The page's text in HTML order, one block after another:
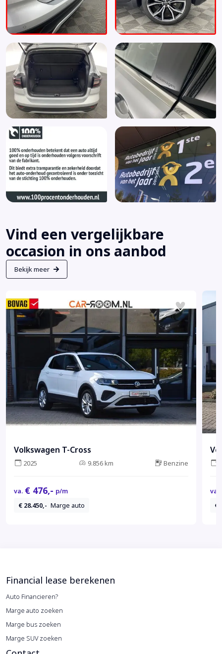
Vind een vergelijkbare
occasion in ons aanbod
Bekijk meer
Volkswagen T-Cross
2025 9.856 km Benzine
va. € 476,- p/m
€ 28.450,- Marge auto
va.
€
Financial lease berekenen
Auto Financieren?
Marge auto zoeken
Marge bus zoeken
Marge SUV zoeken